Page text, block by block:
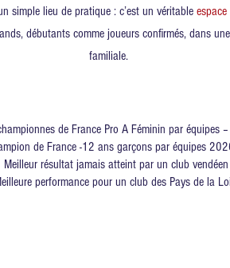
simple lieu de pratique : c’est un véritable
débutants comme joueurs confirmés, dans
familiale.
de France Pro A Féminin par équipes
de France -12 ans garçons par équipes
Meilleur résultat jamais atteint par un club vendéen
performance pour un club des Pays de la